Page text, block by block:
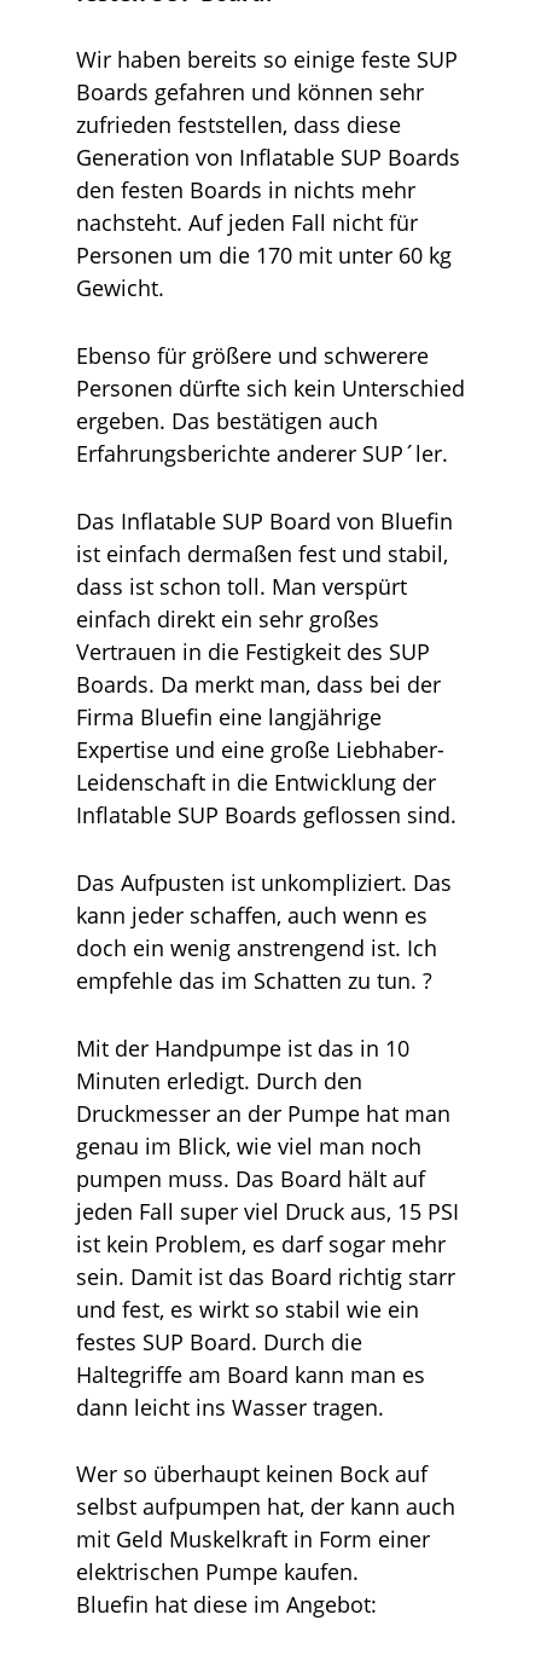
Wir haben bereits so einige feste SUP
Boards gefahren und können sehr
zufrieden feststellen, dass diese
Generation von Inflatable SUP Boards
den festen Boards in nichts mehr
nachsteht. Auf jeden Fall nicht für
Personen um die 170 mit unter 60 kg
Gewicht.
Ebenso für größere und schwerere
Personen dürfte sich kein Unterschied
ergeben. Das bestätigen auch
Erfahrungsberichte anderer SUP´ler.
Das Inflatable SUP Board von Bluefin
ist einfach dermaßen fest und stabil,
dass ist schon toll. Man verspürt
einfach direkt ein sehr großes
Vertrauen in die Festigkeit des SUP
Boards. Da merkt man, dass bei der
Firma Bluefin eine langjährige
Expertise und eine große Liebhaber-
Leidenschaft in die Entwicklung der
Inflatable SUP Boards geflossen sind.
Das Aufpusten ist unkompliziert. Das
kann jeder schaffen, auch wenn es
doch ein wenig anstrengend ist. Ich
empfehle das im Schatten zu tun. ?
Mit der Handpumpe ist das in 10
Minuten erledigt. Durch den
Druckmesser an der Pumpe hat man
genau im Blick, wie viel man noch
pumpen muss. Das Board hält auf
jeden Fall super viel Druck aus, 15 PSI
ist kein Problem, es darf sogar mehr
sein. Damit ist das Board richtig starr
und fest, es wirkt so stabil wie ein
festes SUP Board. Durch die
Haltegriffe am Board kann man es
dann leicht ins Wasser tragen.
Wer so überhaupt keinen Bock auf
selbst aufpumpen hat, der kann auch
mit Geld Muskelkraft in Form einer
elektrischen Pumpe kaufen.
Bluefin hat diese im Angebot: